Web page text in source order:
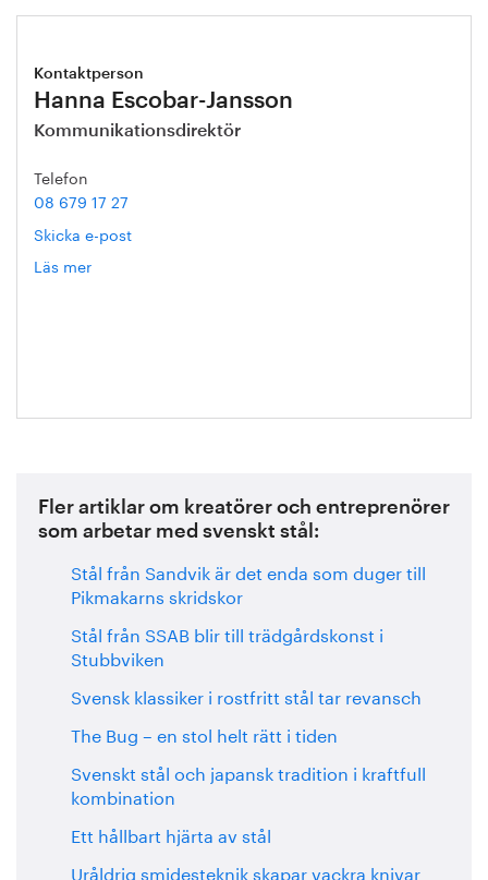
Kontaktperson
Hanna Escobar-Jansson
Kommunikationsdirektör
Telefon
08 679 17 27
Skicka e-post
Läs mer
Fler artiklar om kreatörer och entreprenörer
som arbetar med svenskt stål:
Stål från Sandvik är det enda som duger till
Pikmakarns skridskor
Stål från SSAB blir till trädgårdskonst i
Stubbviken
Svensk klassiker i rostfritt stål tar revansch
The Bug – en stol helt rätt i tiden
Svenskt stål och japansk tradition i kraftfull
kombination
Ett hållbart hjärta av stål
Uråldrig smidesteknik skapar vackra knivar